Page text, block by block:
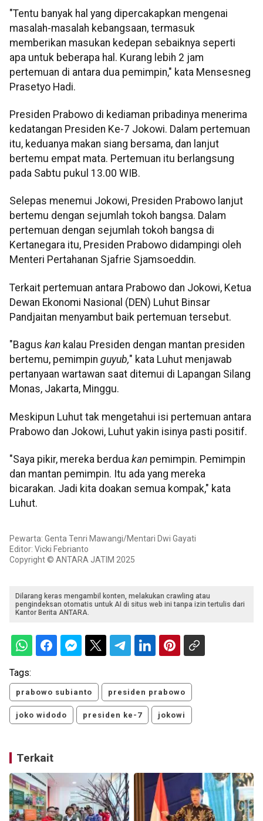
"Tentu banyak hal yang dipercakapkan mengenai
masalah-masalah kebangsaan, termasuk
memberikan masukan kedepan sebaiknya seperti
apa untuk beberapa hal. Kurang lebih 2 jam
pertemuan di antara dua pemimpin," kata Mensesneg
Prasetyo Hadi.
Presiden Prabowo di kediaman pribadinya menerima
kedatangan Presiden Ke-7 Jokowi. Dalam pertemuan
itu, keduanya makan siang bersama, dan lanjut
bertemu empat mata. Pertemuan itu berlangsung
pada Sabtu pukul 13.00 WIB.
Selepas menemui Jokowi, Presiden Prabowo lanjut
bertemu dengan sejumlah tokoh bangsa. Dalam
pertemuan dengan sejumlah tokoh bangsa di
Kertanegara itu, Presiden Prabowo didampingi oleh
Menteri Pertahanan Sjafrie Sjamsoeddin.
Terkait pertemuan antara Prabowo dan Jokowi, Ketua
Dewan Ekonomi Nasional (DEN) Luhut Binsar
Pandjaitan menyambut baik pertemuan tersebut.
"Bagus kan kalau Presiden dengan mantan presiden
bertemu, pemimpin guyub," kata Luhut menjawab
pertanyaan wartawan saat ditemui di Lapangan Silang
Monas, Jakarta, Minggu.
Meskipun Luhut tak mengetahui isi pertemuan antara
Prabowo dan Jokowi, Luhut yakin isinya pasti positif.
"Saya pikir, mereka berdua kan pemimpin. Pemimpin
dan mantan pemimpin. Itu ada yang mereka
bicarakan. Jadi kita doakan semua kompak," kata
Luhut.
Pewarta: Genta Tenri Mawangi/Mentari Dwi Gayati
Editor: Vicki Febrianto
Copyright © ANTARA JATIM 2025
Dilarang keras mengambil konten, melakukan crawling atau
pengindeksan otomatis untuk AI di situs web ini tanpa izin tertulis dari
Kantor Berita ANTARA.
Tags:
prabowo subianto presiden prabowo
joko widodo presiden ke-7 jokowi
Terkait